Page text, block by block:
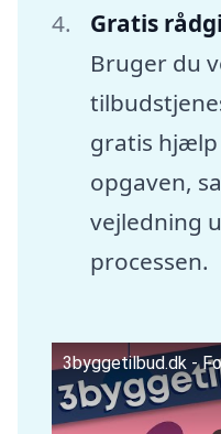
Gratis
Bruger du
gratis hjælp
opgaven,
vejledning
processen.
3byggetilbud.dk -